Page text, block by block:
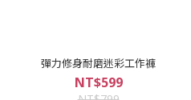
彈力修身耐磨迷彩工作褲
NT$599